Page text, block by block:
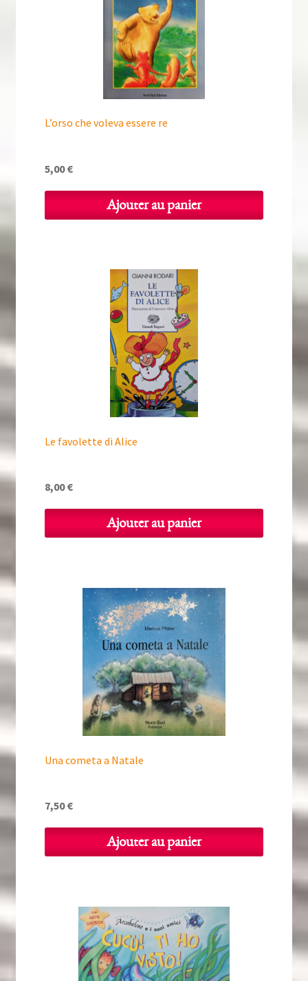
L’orso che voleva essere re
5,00€
Ajouter au panier
Le favolette di Alice
8,00€
Ajouter au panier
Una cometa a Natale
7,50€
Ajouter au panier